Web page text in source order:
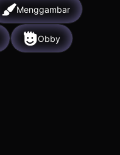
Menggambar
Obby